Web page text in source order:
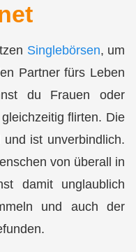
Singlebörsen, um
Partner fürs Leben
du Frauen oder
flirten. Die
ist unverbindlich.
von überall in
damit unglaublich
und auch der
.